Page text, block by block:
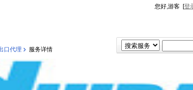
您好,游客 [登
口代理 › 服务详情